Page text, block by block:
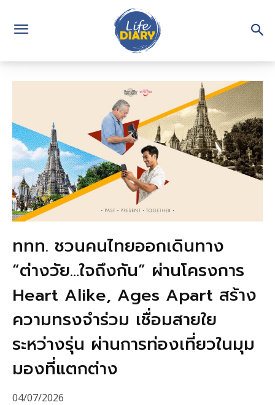
ททท. ชวนคนไทยออกเดินทาง
“ต่างวัย…ใจถึงกัน” ผ่านโครงการ
Heart Alike, Ages Apart สร้าง
ความทรงจำร่วม เชื่อมสายใย
ระหว่างรุ่น ผ่านการท่องเที่ยวในมุม
มองที่แตกต่าง
04/07/2026